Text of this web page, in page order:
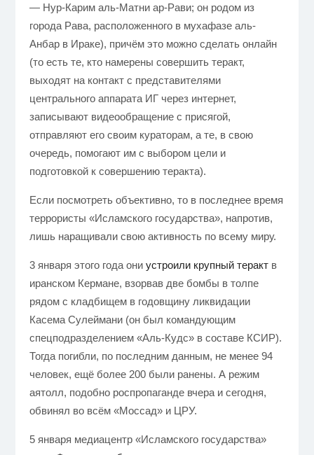
— Нур-Карим аль-Матни ар-Рави; он родом из
города Рава, расположенного в мухафазе аль-
Анбар в Ираке), причём это можно сделать онлайн
(то есть те, кто намерены совершить теракт,
выходят на контакт с представителями
центрального аппарата ИГ через интернет,
записывают видеообращение с присягой,
отправляют его своим кураторам, а те, в свою
очередь, помогают им с выбором цели и
подготовкой к совершению теракта).
Если посмотреть объективно, то в последнее время
террористы «Исламского государства», напротив,
лишь наращивали свою активность по всему миру.
3 января этого года они устроили крупный терактв
иранском Кермане, взорвав две бомбы в толпе
рядом с кладбищем в годовщину ликвидации
Касема Сулеймани (он был командующим
спецподразделением «Аль-Кудс» в составе КСИР).
Тогда погибли, по последним данным, не менее 94
человек, ещё более 200 были ранены. А режим
аятолл, подобно роспропаганде вчера и сегодня,
обвинял во всём «Моссад» и ЦРУ.
5 января медиацентр «Исламского государства»